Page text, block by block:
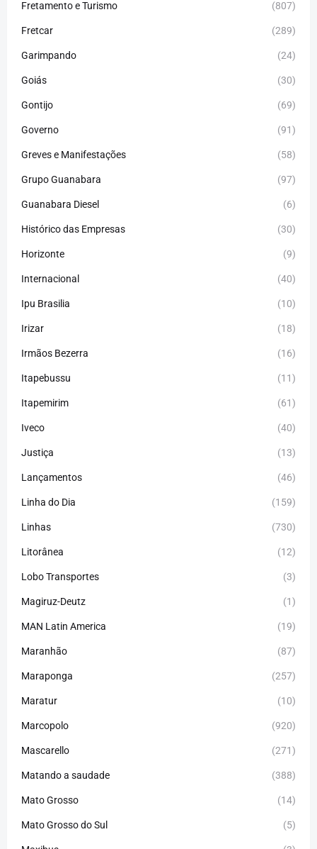
Fretamento e Turismo (807)
Fretcar (289)
Garimpando (24)
Goiás (30)
Gontijo (69)
Governo (91)
Greves e Manifestações (58)
Grupo Guanabara (97)
Guanabara Diesel (6)
Histórico das Empresas (30)
Horizonte (9)
Internacional (40)
Ipu Brasilia (10)
Irizar (18)
Irmãos Bezerra (16)
Itapebussu (11)
Itapemirim (61)
Iveco (40)
Justiça (13)
Lançamentos (46)
Linha do Dia (159)
Linhas (730)
Litorânea (12)
Lobo Transportes (3)
Magiruz-Deutz (1)
MAN Latin America (19)
Maranhão (87)
Maraponga (257)
Maratur (10)
Marcopolo (920)
Mascarello (271)
Matando a saudade (388)
Mato Grosso (14)
Mato Grosso do Sul (5)